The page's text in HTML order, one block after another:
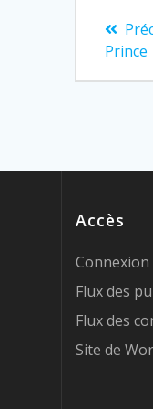
de
Prince
Accès
Connexion
Flux des
Flux des
Site de